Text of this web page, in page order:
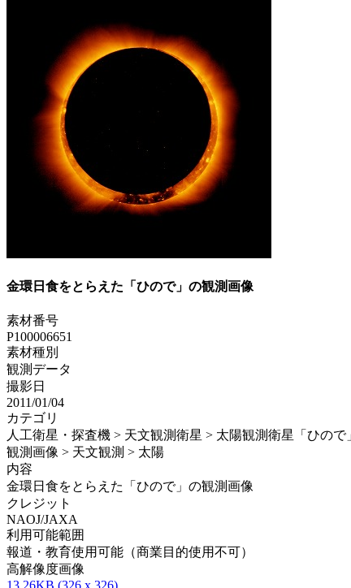
金環日食をとらえた「ひので」の観測画像
素材番号
P100006651
素材種別
観測データ
撮影日
2011/01/04
カテゴリ
人工衛星・探査機 > 天文観測衛星 > 太陽観測衛星「ひので
観測画像 > 天文観測 > 太陽
内容
金環日食をとらえた「ひので」の観測画像
クレジット
NAOJ/JAXA
利用可能範囲
報道・教育使用可能（商業目的使用不可）
高解像度画像